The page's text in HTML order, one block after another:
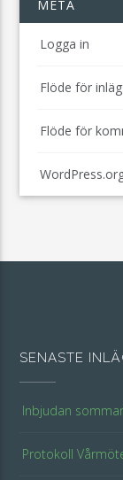
META
Logga in
Flöde för
Flöde för
SENASTE
Inbjudan
Protokoll